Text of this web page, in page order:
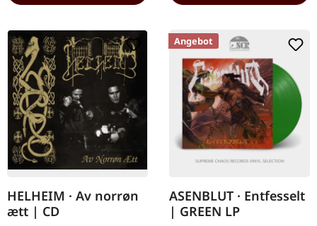
HELHEIM · Av norrøn
ætt | CD
Angebot
ASENBLUT · Entfesselt
| GREEN LP